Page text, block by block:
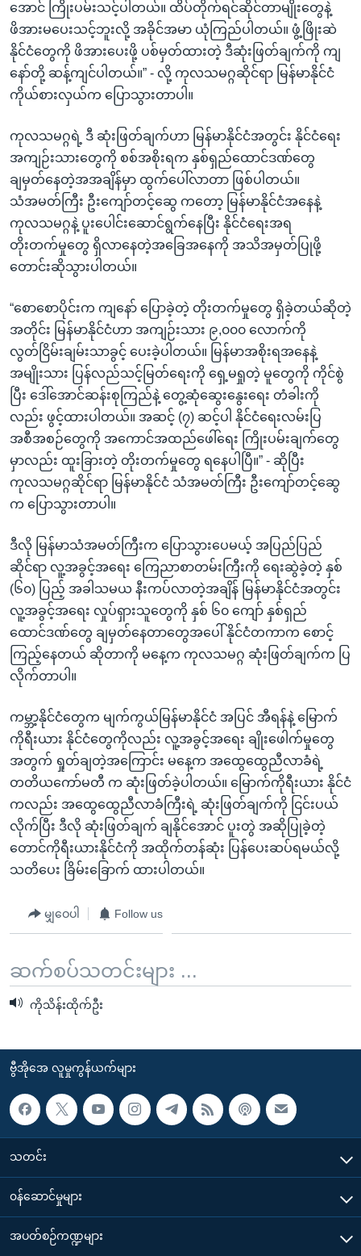
အောင် ကြိုးပမ်းသင့်ပါတယ်။ ထိပ်တိုက်ရင်ဆိုင်တာမျိုးတွေနဲ့
ဖိအားမပေးသင့်ဘူးလို့ အခိုင်အမာ ယုံကြည်ပါတယ်။ ဖွံ့ဖြိုးဆဲ
နိုင်ငံတွေကို ဖိအားပေးဖို့ ပစ်မှတ်ထားတဲ့ ဒီဆုံးဖြတ်ချက်ကို ကျ
နော်တို့ ဆန့်ကျင်ပါတယ်။” - လို့ ကုလသမဂ္ဂဆိုင်ရာ မြန်မာနိုင်ငံ
ကိုယ်စားလှယ်က ပြောသွားတာပါ။
ကုလသမဂ္ဂရဲ့ ဒီ ဆုံးဖြတ်ချက်ဟာ မြန်မာနိုင်ငံအတွင်း နိုင်ငံရေး
အကျဉ်းသားတွေကို စစ်အစိုးရက နှစ်ရှည်ထောင်ဒဏ်တွေ
ချမှတ်နေတဲ့အအချိန်မှာ ထွက်ပေါ်လာတာ ဖြစ်ပါတယ်။
သံအမတ်ကြီး ဦးကျော်တင့်ဆွေ ကတော့ မြန်မာနိုင်ငံအနေနဲ့
ကုလသမဂ္ဂနဲ့ ပူးပေါင်းဆောင်ရွက်နေပြီး နိုင်ငံရေးအရ
တိုးတက်မှုတွေ ရှိလာနေတဲ့အခြေအနေကို အသိအမှတ်ပြုဖို့
တောင်းဆိုသွားပါတယ်။
“စောစောပိုင်းက ကျနော် ပြောခဲ့တဲ့ တိုးတက်မှုတွေ ရှိခဲ့တယ်ဆိုတဲ့
အတိုင်း မြန်မာနိုင်ငံဟာ အကျဉ်းသား ၉,၀၀၀ လောက်ကို
လွတ်ငြိမ်းချမ်းသာခွင့် ပေးခဲ့ပါတယ်။ မြန်မာအစိုးရအနေနဲ့
အမျိုးသား ပြန်လည်သင့်မြတ်ရေးကို ရှေ့မရှုတဲ့ မူတွေကို ကိုင်စွဲ
ပြီး ဒေါ်အောင်ဆန်းစုကြည်နဲ့ တွေ့ဆုံဆွေးနွေးရေး တံခါးကို
လည်း ဖွင့်ထားပါတယ်။ အဆင့် (၇) ဆင့်ပါ နိုင်ငံရေးလမ်းပြ
အစီအစဉ်တွေကို အကောင်အထည်ဖေါ်ရေး ကြိုးပမ်းချက်တွေ
မှာလည်း ထူးခြားတဲ့ တိုးတက်မှုတွေ ရနေပါပြီ။” - ဆိုပြီး
ကုလသမဂ္ဂဆိုင်ရာ မြန်မာနိုင်ငံ သံအမတ်ကြီး ဦးကျော်တင့်ဆွေ
က ပြောသွားတာပါ။
ဒီလို မြန်မာသံအမတ်ကြီးက ပြောသွားပေမယ့် အပြည်ပြည်
ဆိုင်ရာ လူ့အခွင့်အရေး ကြေညာစာတမ်းကြီးကို ရေးဆွဲခဲ့တဲ့ နှစ်
(၆၀) ပြည့် အခါသမယ နီးကပ်လာတဲ့အချိန် မြန်မာနိုင်ငံအတွင်း
လူ့အခွင့်အရေး လှုပ်ရှားသူတွေကို နှစ် ၆၀ ကျော် နှစ်ရှည်
ထောင်ဒဏ်တွေ ချမှတ်နေတာတွေအပေါ် နိုင်ငံတကာက စောင့်
ကြည့်နေတယ် ဆိုတာကို မနေ့က ကုလသမဂ္ဂ ဆုံးဖြတ်ချက်က ပြ
လိုက်တာပါ။
ကမ္ဘာ့နိုင်ငံတွေက မျက်ကွယ်မြန်မာနိုင်ငံ အပြင် အီရန်နဲ့ မြောက်
ကိုရီးယား နိုင်ငံတွေကိုလည်း လူ့အခွင့်အရေး ချိုးဖေါက်မှုတွေ
အတွက် ရှုတ်ချတဲ့အကြောင်း မနေ့က အထွေထွေညီလာခံရဲ့
တတိယကော်မတီ က ဆုံးဖြတ်ခဲ့ပါတယ်။ မြောက်ကိုရီးယား နိုင်ငံ
ကလည်း အထွေထွေညီလာခံကြီးရဲ့ ဆုံးဖြတ်ချက်ကို ငြင်းပယ်
လိုက်ပြီး ဒီလို ဆုံးဖြတ်ချက် ချနိုင်အောင် ပူးတွဲ အဆိုပြုခဲ့တဲ့
တောင်ကိုရီးယားနိုင်ငံကို အထိုက်တန်ဆုံး ပြန်ပေးဆပ်ရမယ်လို့
သတိပေး ခြိမ်းခြောက် ထားပါတယ်။
မျှဝေပါ Follow us
ဆက်စပ်သတင်းများ ...
ကိုသိန်းထိုက်ဦး
ဗွီအိုအေ လူမှုကွန်ယက်များ
သတင်း
၀န်ဆောင်မှုများ
အပတ်စဉ်ကဏ္ဍများ